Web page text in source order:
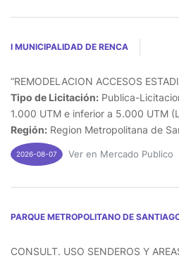
I MUNICIPALIDAD DE RENCA
“REMODELACION ACCESOS
Tipo de Licitación: Publica-
1.000 UTM e inferior a 5.000 UTM
Región: Region Metropolitana de
2026-08-07 Ver en Mercado Publico
PARQUE METROPOLITANO DE
CONSULT. USO SENDEROS Y